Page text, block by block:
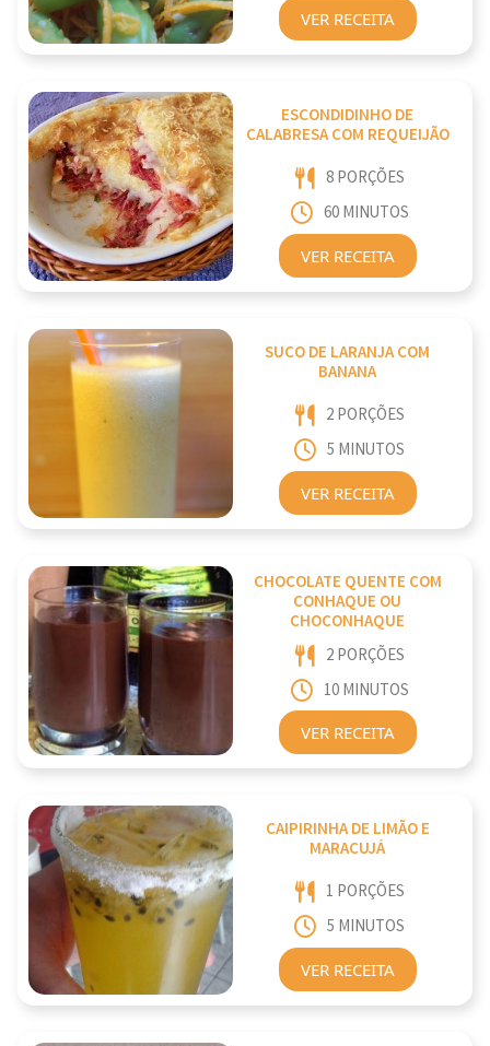
VER RECEITA
ESCONDIDINHO DE
CALABRESA COM REQUEIJÃO
8 PORÇÕES
60 MINUTOS
VER RECEITA
SUCO DE LARANJA COM
BANANA
2 PORÇÕES
5 MINUTOS
VER RECEITA
CHOCOLATE QUENTE COM
CONHAQUE OU
CHOCONHAQUE
2 PORÇÕES
10 MINUTOS
VER RECEITA
CAIPIRINHA DE LIMÃO E
MARACUJÁ
1 PORÇÕES
5 MINUTOS
VER RECEITA